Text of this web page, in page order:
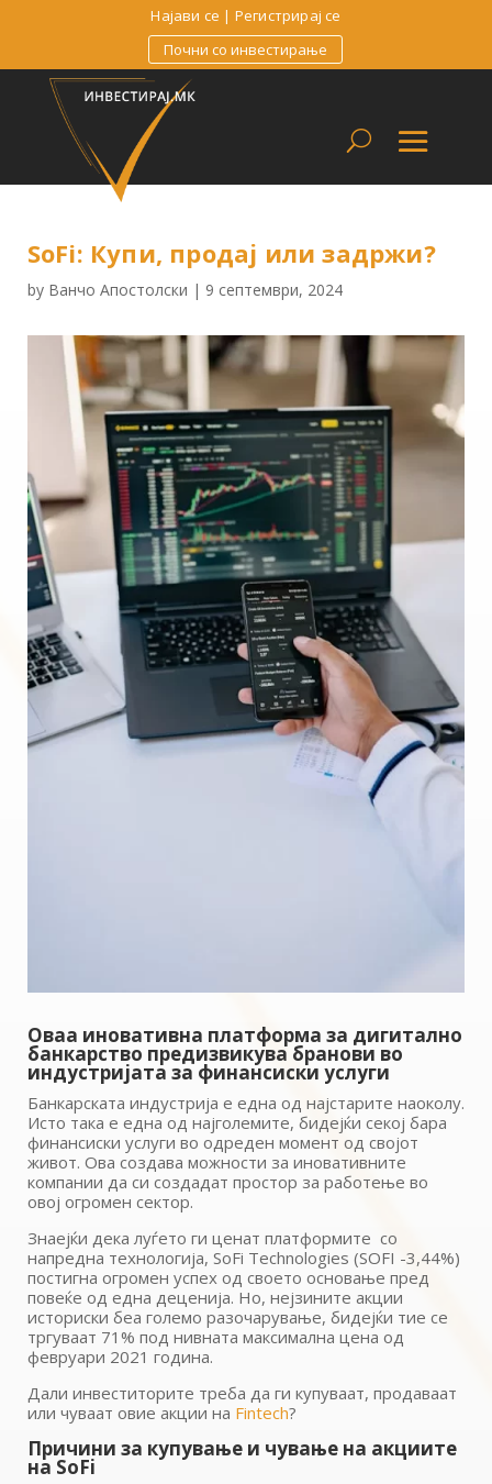
Најави се | Регистрирај се
Почни со инвестирање
SoFi: Купи, продај или задржи?
by Ванчо Апостолски | 9 септември, 2024
Оваа иновативна платформа за дигитално
банкарство предизвикува бранови во
индустријата за финансиски услуги
Банкарската индустрија е една од најстарите наоколу.
Исто така е една од најголемите, бидејќи секој бара
финансиски услуги во одреден момент од својот
живот. Ова создава можности за иновативните
компании да си создадат простор за работење во
овој огромен сектор.
Знаејќи дека луѓето ги ценат платформите со
напредна технологија, SoFi Technologies (SOFI -3,44%)
постигна огромен успех од своето основање пред
повеќе од една деценија. Но, нејзините акции
историски беа големо разочарување, бидејќи тие се
тргуваат 71% под нивната максимална цена од
февруари 2021 година.
Дали инвеститорите треба да ги купуваат, продаваат
или чуваат овие акции на Fintech?
Причини за купување и чување на акциите
на SoFi